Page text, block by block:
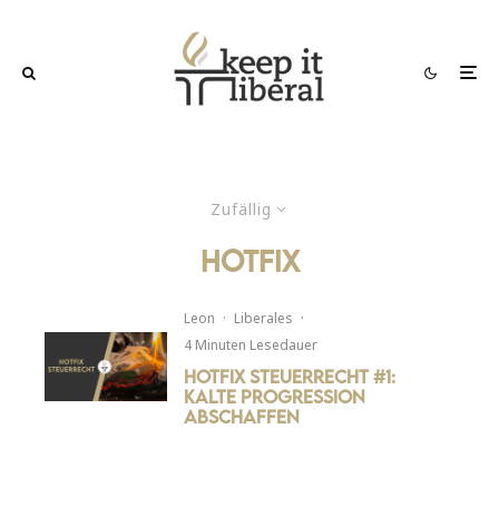
Zufällig
hotfix
Leon · Liberales ·
4 Minuten Lesedauer
Hotfix Steuerrecht #1:
Kalte Progression
abschaffen